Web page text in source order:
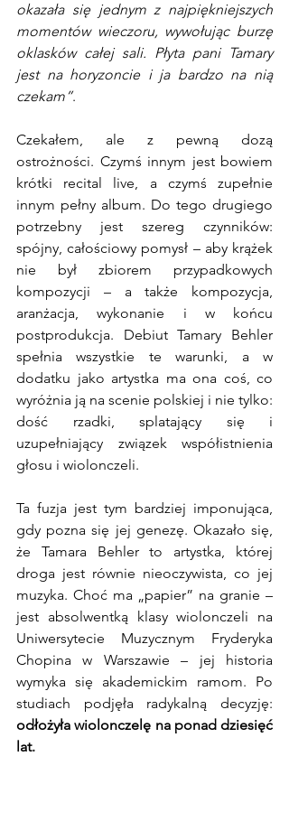
okazała się jednym z najpiękniejszych
momentów wieczoru, wywołując burzę
oklasków całej sali. Płyta pani Tamary
jest na horyzoncie i ja bardzo na nią
czekam”.
Czekałem, ale z pewną dozą
ostrożności. Czymś innym jest bowiem
krótki recital live, a czymś zupełnie
innym pełny album. Do tego drugiego
potrzebny jest szereg czynników:
spójny, całościowy pomysł – aby krążek
nie był zbiorem przypadkowych
kompozycji – a także kompozycja,
aranżacja, wykonanie i w końcu
postprodukcja. Debiut Tamary Behler
spełnia wszystkie te warunki, a w
dodatku jako artystka ma ona coś, co
wyróżnia ją na scenie polskiej i nie tylko:
dość rzadki, splatający się i
uzupełniający związek współistnienia
głosu i wiolonczeli.
Ta fuzja jest tym bardziej imponująca,
gdy pozna się jej genezę. Okazało się,
że Tamara Behler to artystka, której
droga jest równie nieoczywista, co jej
muzyka. Choć ma „papier” na granie –
jest absolwentką klasy wiolonczeli na
Uniwersytecie Muzycznym Fryderyka
Chopina w Warszawie – jej historia
wymyka się akademickim ramom. Po
odłożyła wiolonczelę na ponad dziesięć
lat.